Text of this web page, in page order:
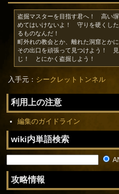
盗掘マスターを目指す君へ！　高い
めてはいけないよ！　守りを硬くし
るものなんだ！
町外れの教会とか、離れた洞窟とか
その出口を頑張って見つけよう！　
じ！　とにかく盗掘しよう！
入手元： シークレットトンネル
利用上の注意
編集のガイドライン
wiki内単語検索
攻略情報